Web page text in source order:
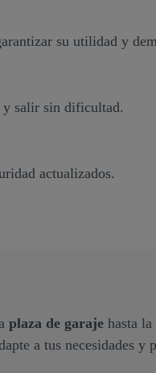
su utilidad y
y salir sin dificultad.
actualizados.
plaza de garaje hasta
a tus necesidades y